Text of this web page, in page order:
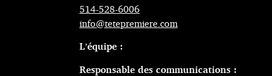
514-528-6006
info@tetepremiere.com
L’équipe :
Responsable des communications :